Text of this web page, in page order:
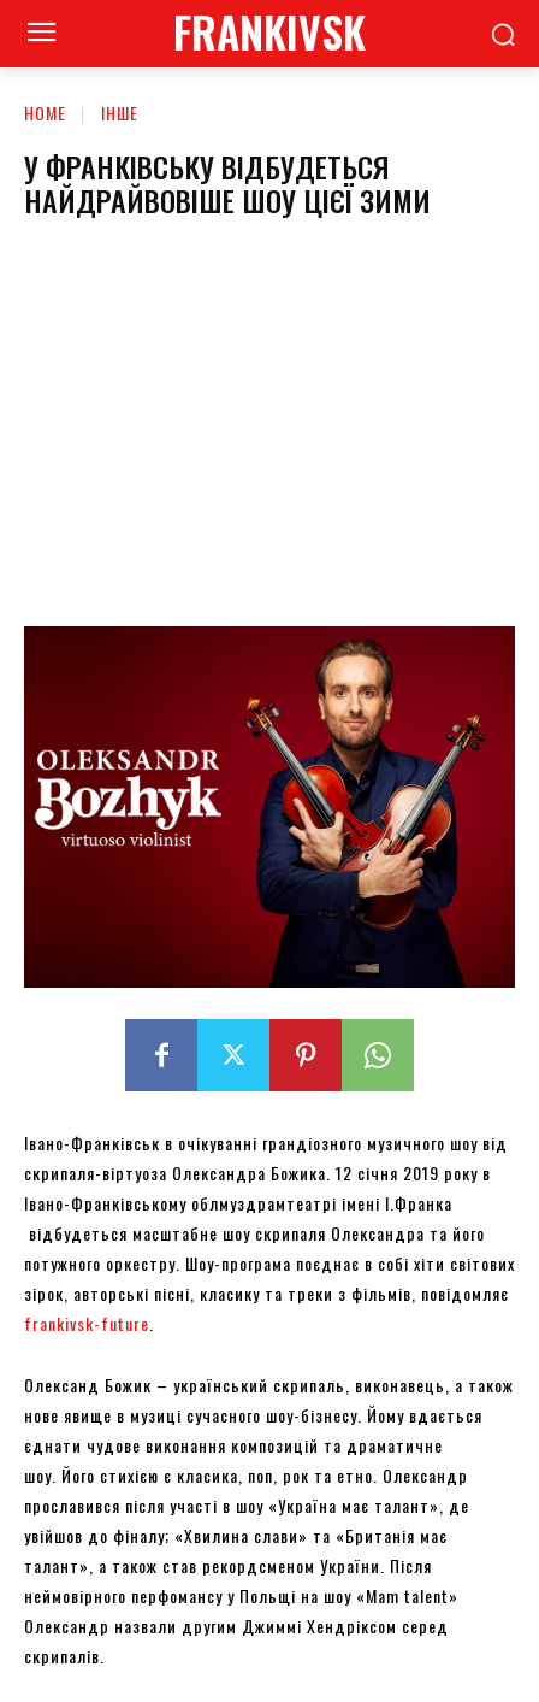
FRANKIVSK
HOME ІНШЕ
У ФРАНКІВСЬКУ ВІДБУДЕТЬСЯ
НАЙДРАЙВОВІШЕ ШОУ ЦІЄЇ ЗИМИ
Івано-Франківськ в очікуванні грандіозного музичного шоу від
скрипаля-віртуоза Олександра Божика. 12 січня 2019 року в
Івано-Франківському облмуздрамтеатрі імені І.Франка
відбудеться масштабне шоу скрипаля Олександра та його
потужного оркестру. Шоу-програма поєднає в собі хіти світових
зірок, авторські пісні, класику та треки з фільмів, повідомляє
frankivsk-future
Олександ Божик – український скрипаль, виконавець, а також
нове явище в музиці сучасного шоу-бізнесу. Йому вдається
єднати чудове виконання композицій та драматичне
шоу. Його стихією є класика, поп, рок та етно. Олександр
прославився після участі в шоу «Україна має талант», де
увійшов до фіналу; «Хвилина слави» та «Британія має
талант», а також став рекордсменом України. Після
неймовірного перфомансу у Польщі на шоу «Mam talent»
Олександр назвали другим Джиммі Хендріксом серед
скрипалів.